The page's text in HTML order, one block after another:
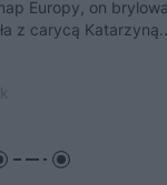
Europy, on
z carycą